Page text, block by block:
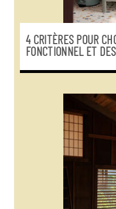
4 CRITÈRES POUR
FONCTIONNEL ET